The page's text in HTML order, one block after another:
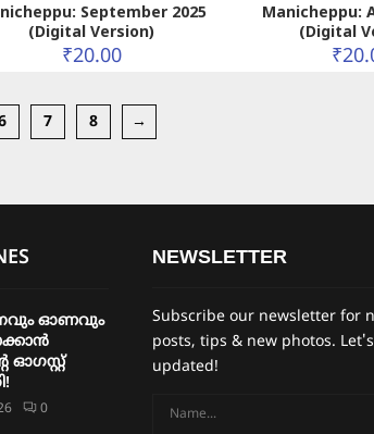
September 2025
(Digital Version)
₹20.00
Manicheppu:
(Digital
₹
7 8 →
ഓണവും
ഓഗസ്റ്റ്
0
NEWSLETTER
Subscribe our newsletter for
posts, tips & new photos.
updated!